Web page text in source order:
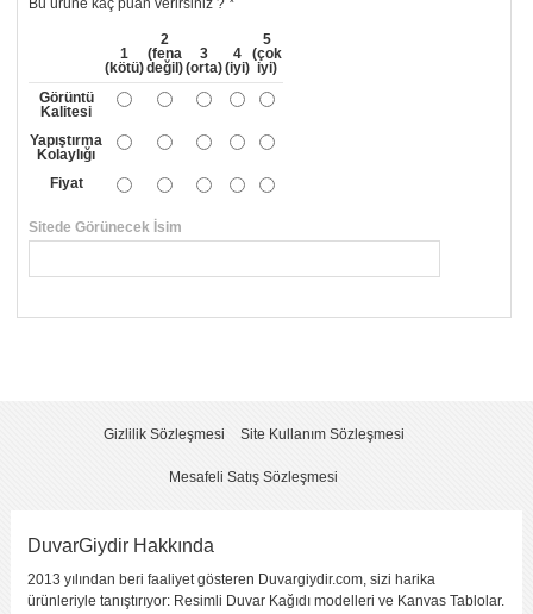
Bu ürüne kaç puan verirsiniz ?*
1
(kötü)
2
(fena
değil)
3
(orta)
4
(iyi)
5
(çok
iyi)
Görüntü
Kalitesi
Yapıştırma
Kolaylığı
Fiyat
Sitede Görünecek İsim
Yorumu Gönder
Gizlilik Sözleşmesi Site Kullanım Sözleşmesi
Mesafeli Satış Sözleşmesi
DuvarGiydir Hakkında
2013 yılından beri faaliyet gösteren Duvargiydir.com, sizi harika
ürünleriyle tanıştırıyor: Resimli Duvar Kağıdı modelleri ve Kanvas Tablolar.